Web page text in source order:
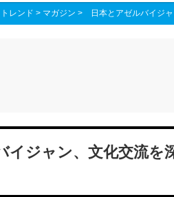
トレンド > マガジン > 日本とアゼルバイジ
イジャン、文化交流